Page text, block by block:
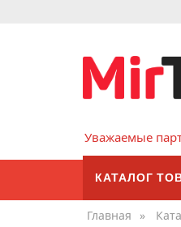
Уважаемые
КАТАЛОГ
Главная »